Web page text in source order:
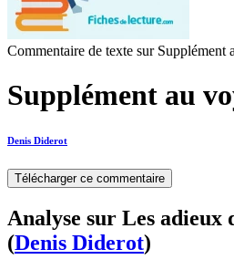
Commentaire de texte sur
Supplément au
Denis Diderot
Télécharger ce commentaire
Analyse sur Les
(Denis Diderot)